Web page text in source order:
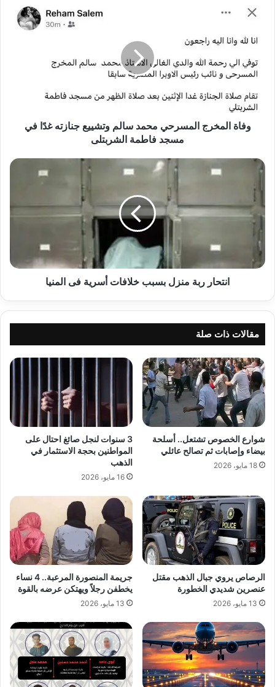
وفاة
محمد
سالم
وتشييع
غدًا
في
مسجدوفاة المخرج المسرحي محمد سالم وتشييع جنازته غدًا في
مسجد فاطمة الشربتلى
انتحار
منزل
بسبب
خلافات
أسرية
فى
المنيا
انتحار ربة منزل بسبب خلافات أسرية فى المنيا
مقالات ذات صلة
شوارع الخصوص تشتعل.. أسلحة
بيضاء وإصابات ثم تصالح عائلي
18 مايو، 2026
3 سنوات لنجل صائغ احتال على
المواطنين بحجة الاستثمار في
الذهب
16 مايو، 2026
الرصاص يروي جبال الذهب مقتل
عنصرين شديدي الخطورة
13 مايو، 2026
جريمة المنصورة المرعبة.. 4 نساء
يخطفن رجلاً ويهتكن عرضه بالقوة
13 مايو، 2026